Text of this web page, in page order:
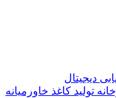
تولید کاغذ خاورمیانه